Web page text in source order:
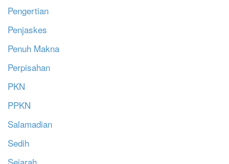
Pengertian
Penjaskes
Penuh Makna
Perpisahan
PKN
PPKN
Salamadian
Sedih